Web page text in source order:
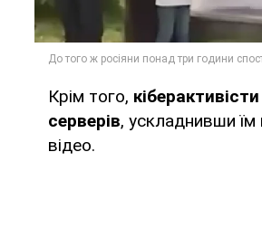
Крім того,
серверів, ускладнивши їм
відео.